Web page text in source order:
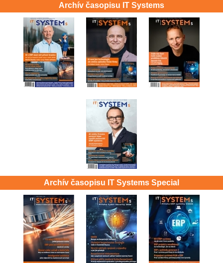
Archív časopisu IT Systems
Archív časopisu IT Systems Special